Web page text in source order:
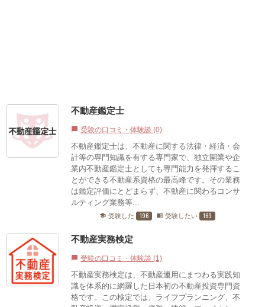
不動産鑑定士
chat_bubble 受験の口コミ・体験談 (0)
不動産鑑定士は、不動産に関する法律・経済・会
計等の専門知識を有する専門家で、独立開業や企
業内不動産鑑定士としても専門能力を発揮するこ
とができる不動産系資格の最高峰です。その業務
は鑑定評価にとどまらず、不動産に関わるコンサ
ルティング業務等...
school 受験した 196 menu_book 受験したい 169
不動産実務検定
chat_bubble 受験の口コミ・体験談 (1)
不動産実務検定は、不動産運用にまつわる実践知
識を体系的に網羅した日本初の不動産投資専門資
格です。この検定では、ライフプランニング、不